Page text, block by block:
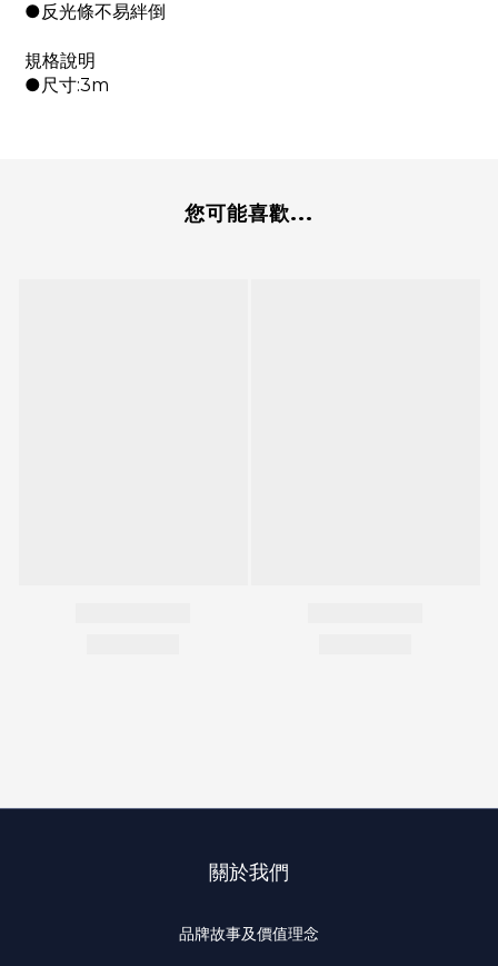
●反光條不易絆倒
規格說明
●尺寸:3m
您可能喜歡...
關於我們
品牌故事及價值理念